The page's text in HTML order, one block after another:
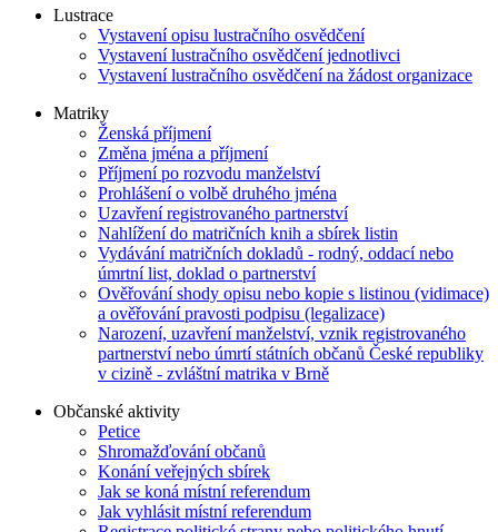
Lustrace
Vystavení opisu lustračního osvědčení
Vystavení lustračního osvědčení jednotlivci
Vystavení lustračního osvědčení na žádost organizace
Matriky
Ženská příjmení
Změna jména a příjmení
Příjmení po rozvodu manželství
Prohlášení o volbě druhého jména
Uzavření registrovaného partnerství
Nahlížení do matričních knih a sbírek listin
Vydávání matričních dokladů - rodný, oddací nebo
úmrtní list, doklad o partnerství
Ověřování shody opisu nebo kopie s listinou (vidimace)
a ověřování pravosti podpisu (legalizace)
Narození, uzavření manželství, vznik registrovaného
partnerství nebo úmrtí státních občanů České republiky
v cizině - zvláštní matrika v Brně
Občanské aktivity
Petice
Shromažďování občanů
Konání veřejných sbírek
Jak se koná místní referendum
Jak vyhlásit místní referendum